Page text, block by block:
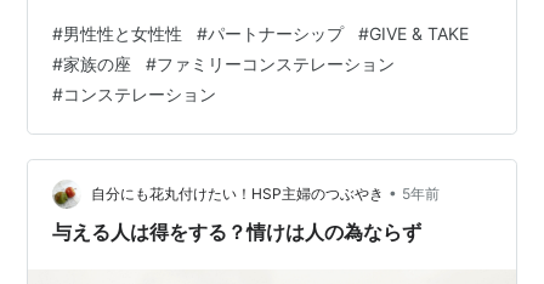
まずは最初に与える。 なんてことも聞いたりします。 そ
うするとやってあげる。献身的か、とか やってあげたの
に返ってこないけど、というのに対し 本当のGIVEじゃな
いとかいろんな話もありますが 起きていることから考え
ると とってもシンプル。 GIVE & …
#男性性と女性性 #パートナーシップ #GIVE & TAKE
#家族の座 #ファミリーコンステレーション
#コンステレーション
自分にも花丸付けたい！HSP主婦のつぶやき • 5年前
与える人は得をする？情けは人の為ならず